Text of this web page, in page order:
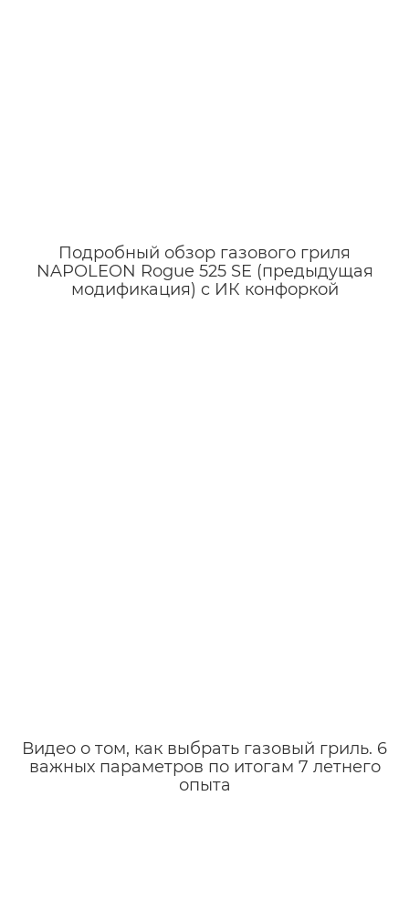
Подробный обзор газового гриля
NAPOLEON Rogue 525 SE (предыдущая
модификация) c ИК конфоркой
Видео о том, как выбрать газовый гриль. 6
важных параметров по итогам 7 летнего
опыта